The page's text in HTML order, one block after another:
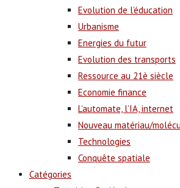
Evolution de l’éducation
Urbanisme
Energies du futur
Evolution des transports
Ressource au 21è siècle
Economie finance
L’automate, l’IA, internet
Nouveau matériau/
Technologies
Conquête spatiale
Catégories